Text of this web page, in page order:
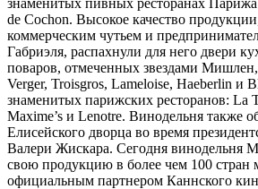
de Cochon. Высокое качество
коммерческим чутьем и
Габриэля, распахнули для него двери
поваров, отмеченных звездами Мишлен,
Verger, Troisgros, Lameloise, Haeberlin и
знаменитых парижских ресторанов: La
Maxime’s и Lenotre. Винодельня также
Елисейского дворца во время
Валери Жискара. Сегодня винодельня
свою продукцию в более чем 100 стран
официальным партнером Каннского